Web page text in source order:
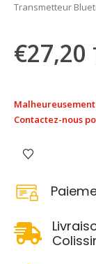
Transmetteur
€27,20
Contactez-nous